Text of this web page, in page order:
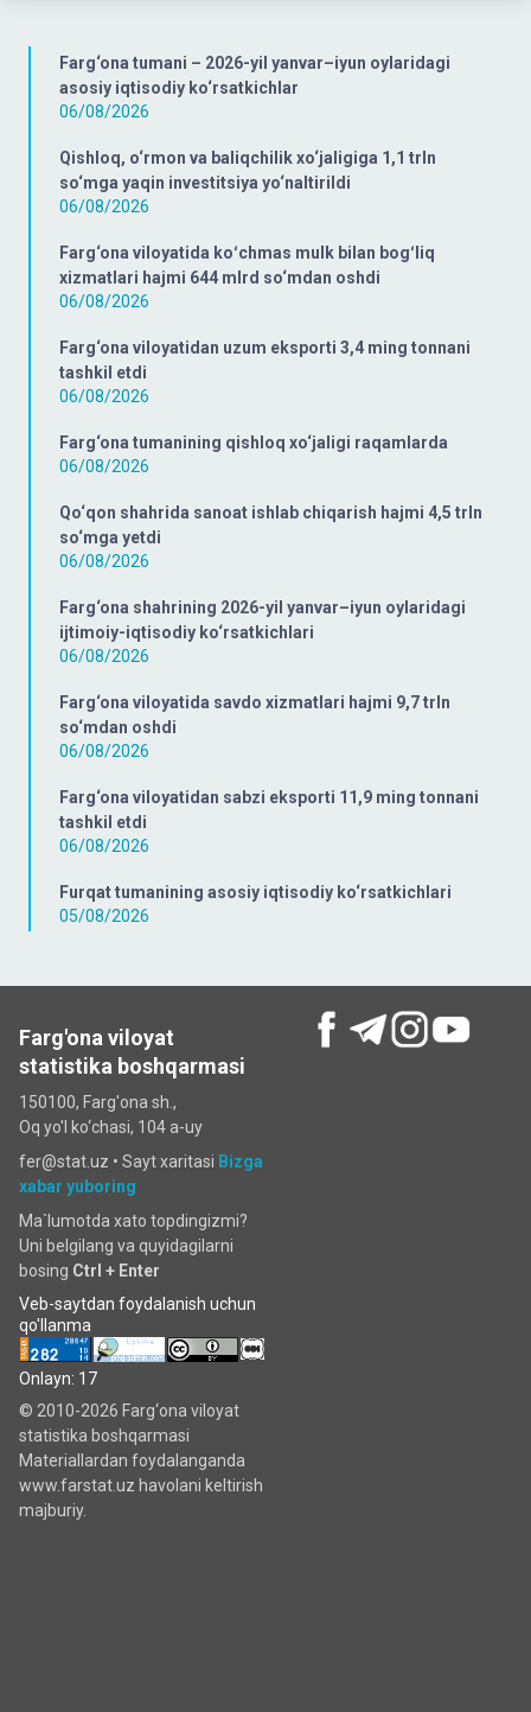
Farg‘ona tumani – 2026-yil yanvar–iyun oylaridagi
asosiy iqtisodiy ko‘rsatkichlar
06/08/2026
Qishloq, o‘rmon va baliqchilik xo‘jaligiga 1,1 trln
so‘mga yaqin investitsiya yo‘naltirildi
06/08/2026
Farg‘ona viloyatida koʻchmas mulk bilan bogʻliq
xizmatlari hajmi 644 mlrd so‘mdan oshdi
06/08/2026
Farg‘ona viloyatidan uzum eksporti 3,4 ming tonnani
tashkil etdi
06/08/2026
Farg‘ona tumanining qishloq xo‘jaligi raqamlarda
06/08/2026
Qo‘qon shahrida sanoat ishlab chiqarish hajmi 4,5 trln
so‘mga yetdi
06/08/2026
Farg‘ona shahrining 2026-yil yanvar–iyun oylaridagi
ijtimoiy-iqtisodiy ko‘rsatkichlari
06/08/2026
Farg‘ona viloyatida savdo xizmatlari hajmi 9,7 trln
so‘mdan oshdi
06/08/2026
Farg‘ona viloyatidan sabzi eksporti 11,9 ming tonnani
tashkil etdi
06/08/2026
Furqat tumanining asosiy iqtisodiy ko‘rsatkichlari
05/08/2026
Farg'ona viloyat
statistika boshqarmasi
150100, Farg'ona sh.,
Oq yo'l ko‘chаsi, 104 a-uy
fer@stat.uz • Sayt xaritasi Bizga
xabar yuboring
Ma`lumotda xato topdingizmi?
Uni belgilang va quyidagilarni
bosing Ctrl + Enter
Veb-saytdan foydalanish uchun
qo'llanma
Onlayn: 17
© 2010-2026 Farg‘ona viloyat
statistika boshqarmasi
Materiallardan foydalanganda
www.farstat.uz havolani keltirish
majburiy.